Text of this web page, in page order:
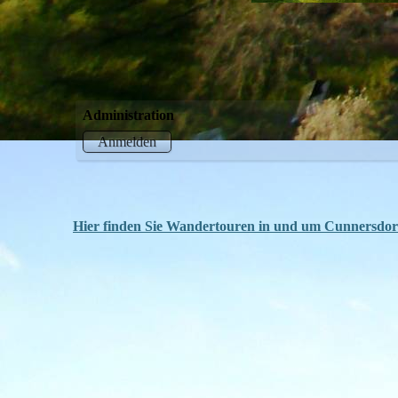
Administration
Anmelden
Hier finden Sie Wandertouren in und um